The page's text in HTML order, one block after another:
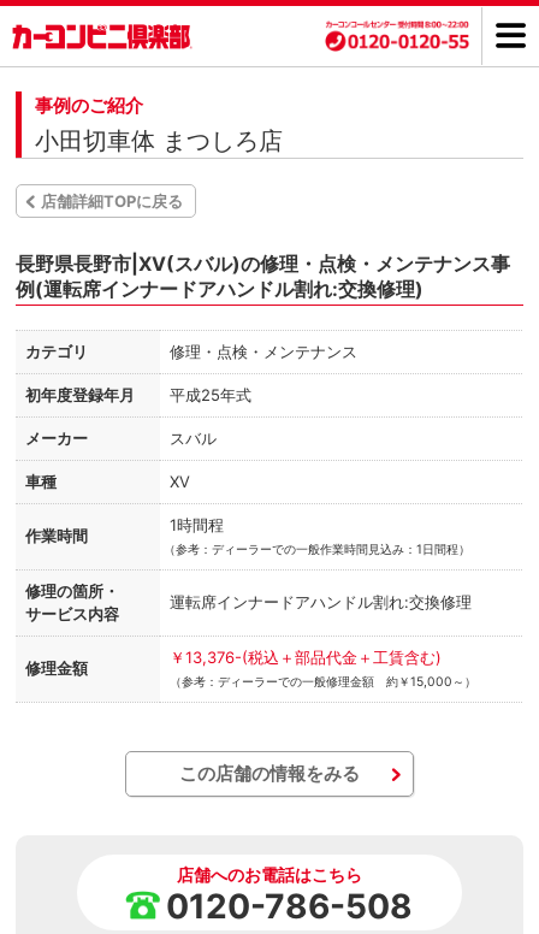
事例のご紹介
小田切車体 まつしろ店
店舗詳細TOPに戻る
長野県長野市|XV(スバル)の修理・点検・メンテナンス事
例(運転席インナードアハンドル割れ:交換修理)
カテゴリ 修理・点検・メンテナンス
初年度登録年月 平成25年式
メーカー スバル
車種 XV
作業時間
1時間程
（参考：ディーラーでの一般作業時間見込み：1日間程）
修理の箇所・
サービス内容
運転席インナードアハンドル割れ:交換修理
修理金額
￥13,376-(税込＋部品代金＋工賃含む)
（参考：ディーラーでの一般修理金額 約￥15,000～）
この店舗の情報をみる
店舗へのお電話はこちら
0120-786-508